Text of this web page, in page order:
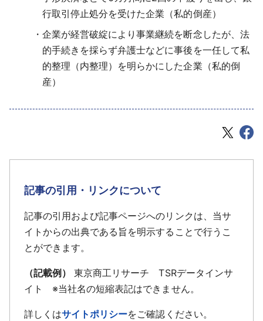
行取引停止処分を受けた企業（私的倒産）
企業が経営破綻により事業継続を断念したが、法
的手続きを採らず弁護士などに事後を一任して私
的整理（内整理）を明らかにした企業（私的倒
産）
記事の引用・リンクについて
記事の引用および記事ページへのリンクは、当サ
イトからの出典である旨を明示することで行うこ
とができます。
（記載例）
東京商工リサーチ TSRデータインサ
イト ※当社名の短縮表記はできません。
詳しくはサイトポリシーをご確認ください。